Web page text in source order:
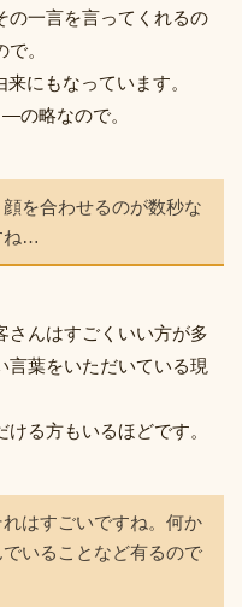
の一言を言ってくれるの
。
にもなっています。
の略なので。
を合わせるのが数秒な
ね…
さんはすごくいい方が多
言葉をいただいている現
る方もいるほどです。
はすごいですね。何か
いることなど有るので